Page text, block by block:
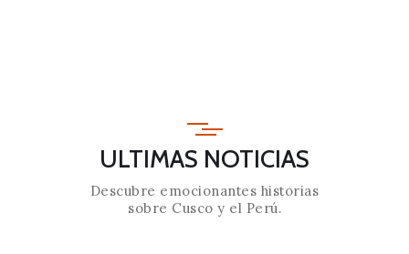
ULTIMAS NOTICIAS
Descubre emocionantes historias
sobre Cusco y el Perú.